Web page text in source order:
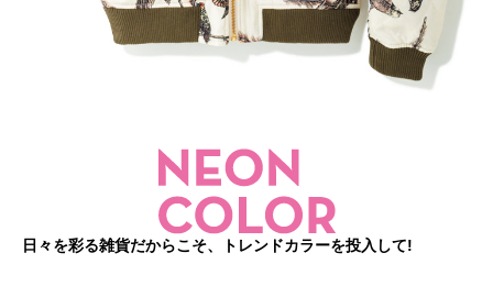
日々を彩る雑貨だからこそ、トレンドカラーを投入して!